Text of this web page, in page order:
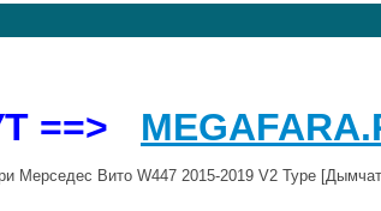
==>
Мерседес Вито W447 2015-2019 V2 Type